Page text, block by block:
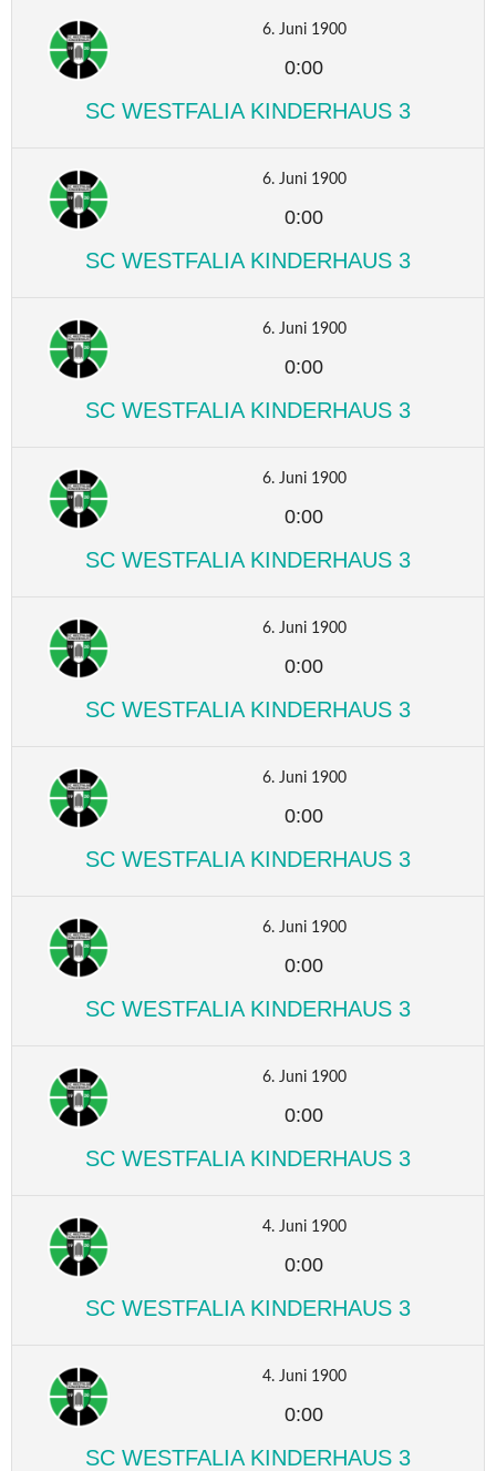
6. Juni 1900
0:00
SC WESTFALIA KINDERHAUS 3
6. Juni 1900
0:00
SC WESTFALIA KINDERHAUS 3
6. Juni 1900
0:00
SC WESTFALIA KINDERHAUS 3
6. Juni 1900
0:00
SC WESTFALIA KINDERHAUS 3
6. Juni 1900
0:00
SC WESTFALIA KINDERHAUS 3
6. Juni 1900
0:00
SC WESTFALIA KINDERHAUS 3
6. Juni 1900
0:00
SC WESTFALIA KINDERHAUS 3
6. Juni 1900
0:00
SC WESTFALIA KINDERHAUS 3
4. Juni 1900
0:00
SC WESTFALIA KINDERHAUS 3
4. Juni 1900
0:00
SC WESTFALIA KINDERHAUS 3